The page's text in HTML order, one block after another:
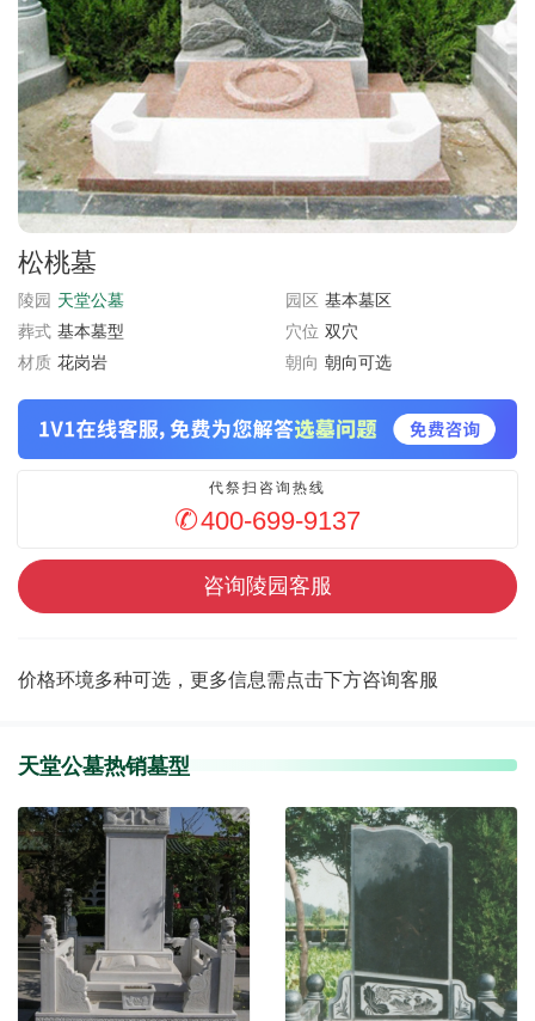
松桃墓
陵园 天堂公墓 园区 基本墓区
葬式 基本墓型 穴位 双穴
材质 花岗岩 朝向 朝向可选
代祭扫咨询热线
400-699-9137
咨询陵园客服
价格环境多种可选，更多信息需点击下方咨询客服
天堂公墓热销墓型